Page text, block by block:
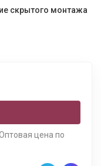
скрытого монтажа
цена по